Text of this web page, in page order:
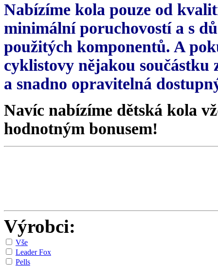
Nabízíme kola pouze od
minimální poruchovostí a s
použitých komponentů. A
cyklistovy nějakou součástku
a snadno opravitelná
Navíc nabízíme dětská kola
hodnotným bonusem!
Výrobci:
Vše
Leader Fox
Pells